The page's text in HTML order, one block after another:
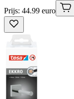
Prijs: 44.99 euro